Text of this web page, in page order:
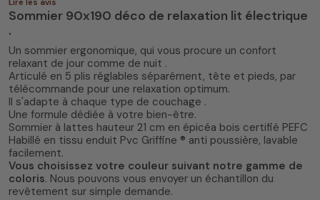
Sommier 90x190 déco de relaxation lit électrique
.
Un sommier ergonomique, qui vous procure un confort
relaxant de jour comme de nuit .
Articulé en 5 plis réglables séparément, tête et pieds, par
télécommande pour une relaxation optimum.
Il s'adapte à chaque type de couchage .
Une formule dédiée à votre bien-être.
Sommier à lattes hauteur 21 cm en épicéa bois certifié PEFC
Habillé en tissu enduit Pvc Griffine ® anti poussière, lavable
facilement.
Vous choisissez votre couleur suivant notre gamme de
coloris. Nous pouvons vous envoyer un échantillon du
revêtement sur simple demande.